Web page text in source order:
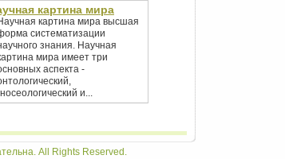
картина мира
картина мира высшая
систематизации
знания. Научная
мира имеет три
аспекта -
и...
All Rights Reserved.